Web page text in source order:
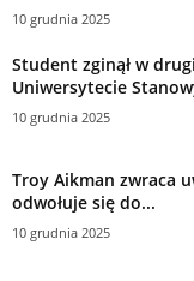
10 grudnia 2025
Student zginął w
Uniwersytecie
10 grudnia 2025
Troy Aikman zwraca
odwołuje się do...
10 grudnia 2025